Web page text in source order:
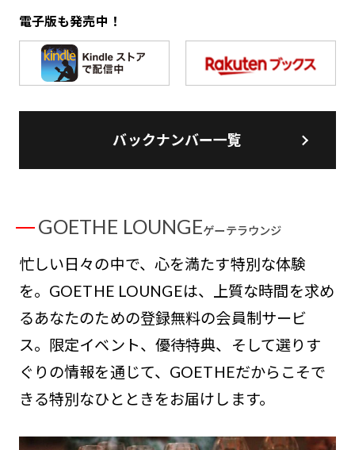
電子版も発売中！
バックナンバー一覧
GOETHE LOUNGEゲーテラウンジ
忙しい日々の中で、心を満たす特別な体験
を。GOETHE LOUNGEは、上質な時間を求め
るあなたのための登録無料の会員制サービ
ス。限定イベント、優待特典、そして選りす
ぐりの情報を通じて、GOETHEだからこそで
きる特別なひとときをお届けします。